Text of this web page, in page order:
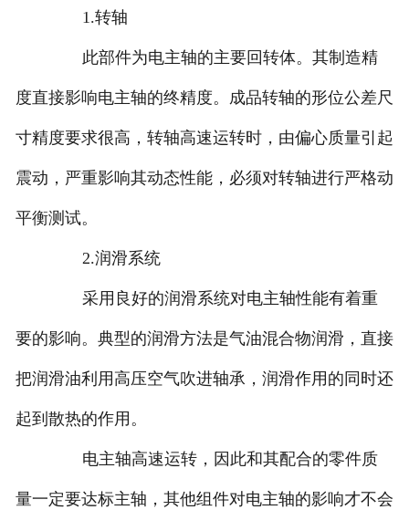
1.转轴
此部件为电主轴的主要回转体。其制造精
度直接影响电主轴的终精度。成品转轴的形位公差尺
寸精度要求很高，转轴高速运转时，由偏心质量引起
震动，严重影响其动态性能，必须对转轴进行严格动
平衡测试。
2.润滑系统
采用良好的润滑系统对电主轴性能有着重
要的影响。典型的润滑方法是气油混合物润滑，直接
把润滑油利用高压空气吹进轴承，润滑作用的同时还
起到散热的作用。
电主轴高速运转，因此和其配合的零件质
量一定要达标主轴，其他组件对电主轴的影响才不会